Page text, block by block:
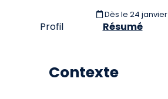
Dès le 24 janvier
Profil Résumé
Contexte